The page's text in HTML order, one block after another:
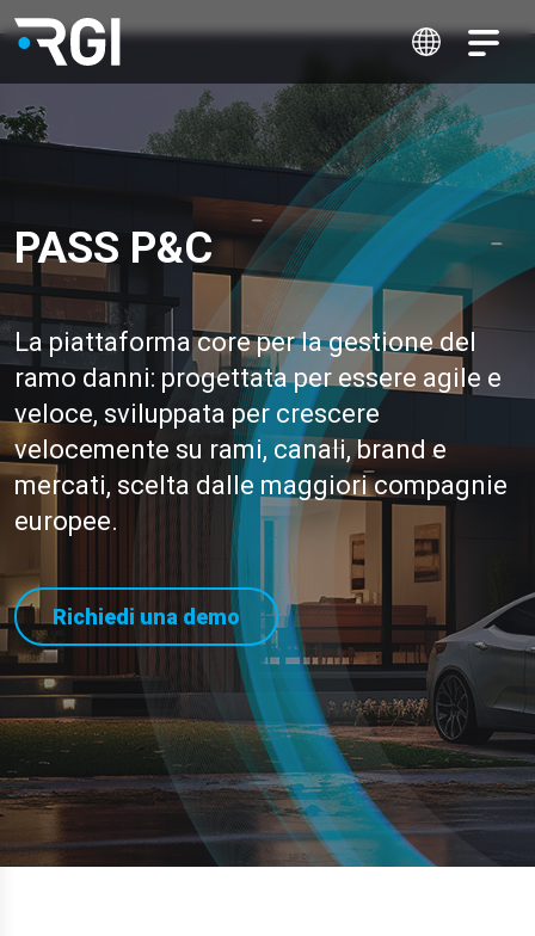
PASS P&C
La piattaforma core per la gestione del
ramo danni: progettata per essere agile e
veloce, sviluppata per crescere
velocemente su rami, canali, brand e
mercati, scelta dalle maggiori compagnie
europee.
Richiedi una demo